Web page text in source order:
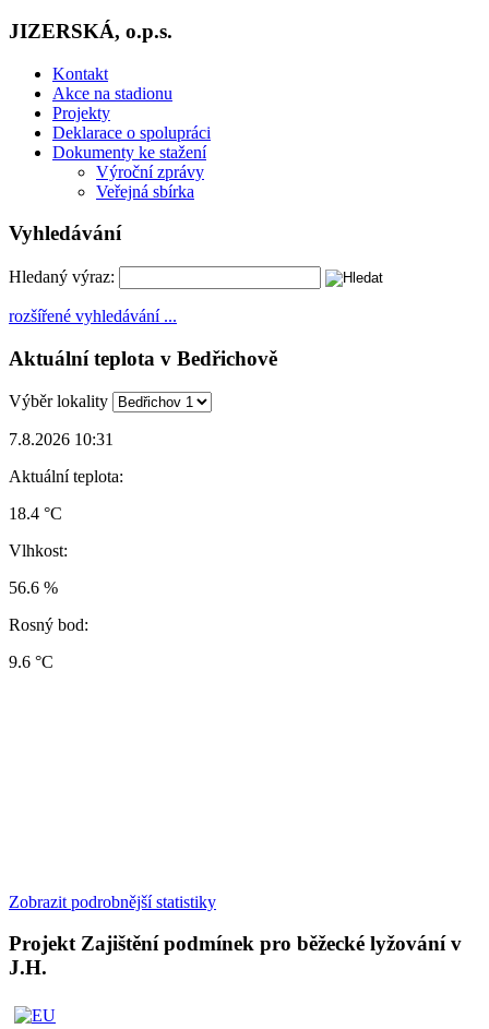
JIZERSKÁ, o.p.s.
Kontakt
Akce na stadionu
Projekty
Deklarace o spolupráci
Dokumenty ke stažení
Výroční zprávy
Veřejná sbírka
Vyhledávání
Hledaný výraz:
rozšířené vyhledávání ...
Aktuální teplota v Bedřichově
Výběr lokality
7.8.2026 10:31
Aktuální teplota:
18.4 °C
Vlhkost:
56.6 %
Rosný bod:
9.6 °C
Zobrazit podrobnější statistiky
Projekt Zajištění podmínek pro běžecké lyžování v
J.H.